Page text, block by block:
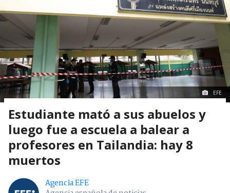
EFE
Estudiante mató a sus abuelos y
luego fue a escuela a balear a
profesores en Tailandia: hay 8
muertos
Agencia EFE